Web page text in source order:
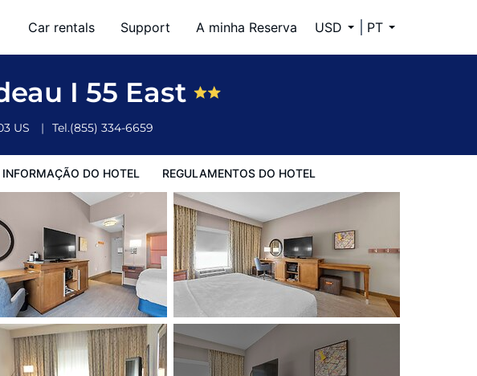
Car rentals Support A minha Reserva USD PT
I 55 East
US Tel.(855) 334-6659
INFORMAÇÃO DO HOTEL REGULAMENTOS DO HOTEL
Hotel